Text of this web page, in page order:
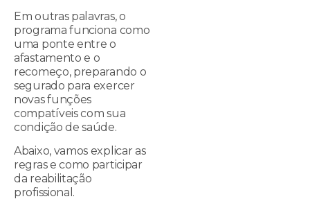
Em outras palavras, o
programa funciona como
uma ponte entre o
afastamento e o
recomeço, preparando o
segurado para exercer
novas funções
compatíveis com sua
condição de saúde.
Abaixo, vamos explicar as
regras e como participar
da reabilitação
profissional.